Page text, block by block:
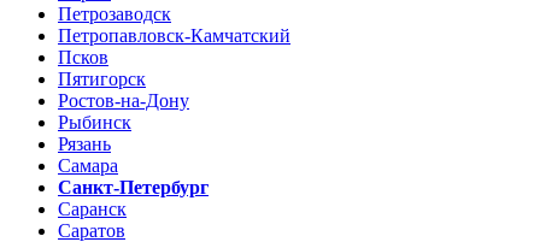
Петрозаводск
Петропавловск-Камчатский
Псков
Пятигорск
Ростов-на-Дону
Рыбинск
Рязань
Самара
Санкт-Петербург
Саранск
Саратов